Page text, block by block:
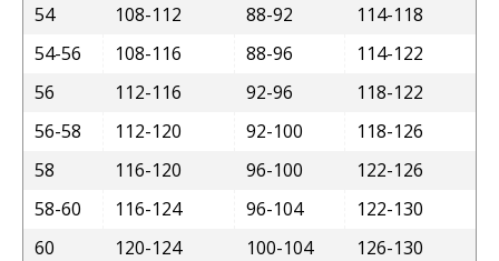
54
108-112 88-92
114-118
54-56
108-116 88-96
114-122
56
112-116 92-96
118-122
56-58
112-120 92-100
118-126
58
116-120 96-100
122-126
58-60
116-124 96-104
122-130
60
120-124 100-104
126-130